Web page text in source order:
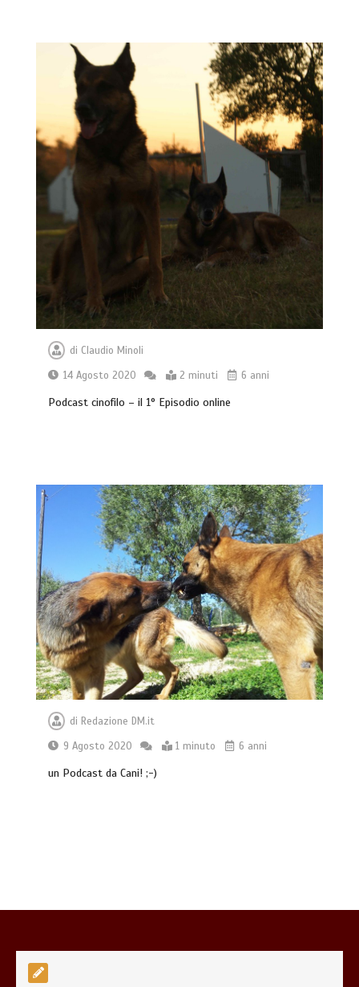
di Claudio Minoli
14 Agosto 2020
2 minuti 6 anni
Podcast cinofilo – il 1° Episodio online
diRedazione DM.it
9 Agosto 2020
1 minuto 6 anni
un Podcast da Cani! ;-)
Giochi di attivazione mentale – il
piatto gioco liv.2 trixie
4 minuti
Dal Lupo al Cane: Storia e Scienza della
amici a quattro zampe